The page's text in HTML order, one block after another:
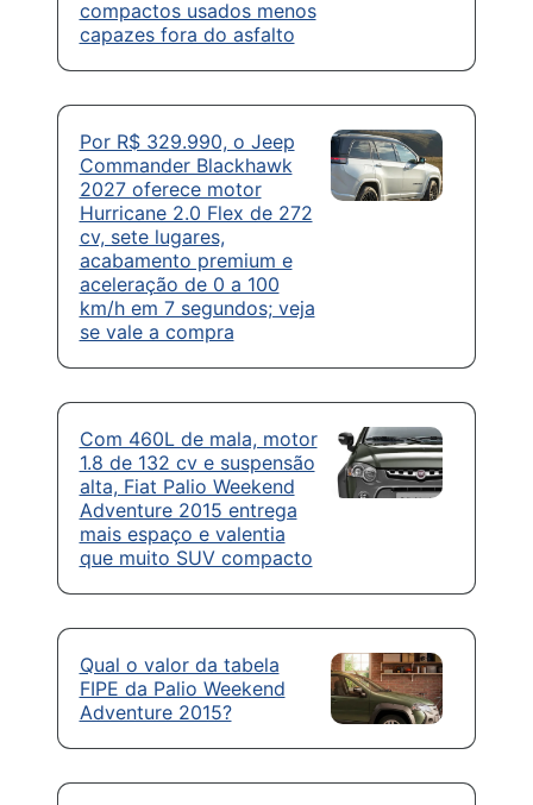
compactos usados menos
capazes fora do asfalto
Por R$ 329.990, o Jeep
Commander Blackhawk
2027 oferece motor
Hurricane 2.0 Flex de 272
cv, sete lugares,
acabamento premium e
aceleração de 0 a 100
km/h em 7 segundos; veja
se vale a compra
Com 460L de mala, motor
1.8 de 132 cv e suspensão
alta, Fiat Palio Weekend
Adventure 2015 entrega
mais espaço e valentia
que muito SUV compacto
Qual o valor da tabela
FIPE da Palio Weekend
Adventure 2015?